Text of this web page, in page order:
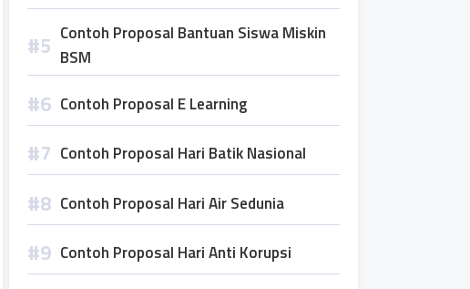
Contoh Proposal Bantuan Siswa Miskin
BSM
Contoh Proposal E Learning
Contoh Proposal Hari Batik Nasional
Contoh Proposal Hari Air Sedunia
Contoh Proposal Hari Anti Korupsi